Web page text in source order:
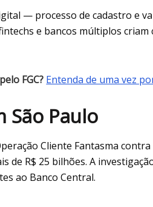
— processo de cadastro e
e bancos múltiplos criam
FGC? Entenda de uma vez
São Paulo
Cliente Fantasma
de R$ 25 bilhões. A
ao Banco Central.